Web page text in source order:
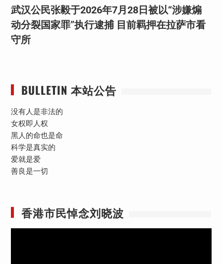
武汉公民张毅于2026年7月28日被以“涉嫌煽
动分裂国家罪”执行逮捕 目前羁押在拉萨市看
守所
BULLETIN 本站公告
没有人是非法的
女权即人权
黑人的命也是命
科学是真实的
爱就是爱
善良是一切
香港市民悼念刘晓波